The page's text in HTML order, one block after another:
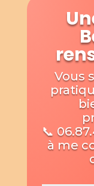
Vous
📞
à me